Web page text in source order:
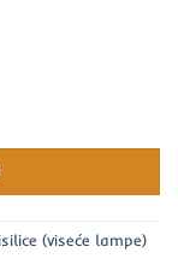
(viseće lampe)